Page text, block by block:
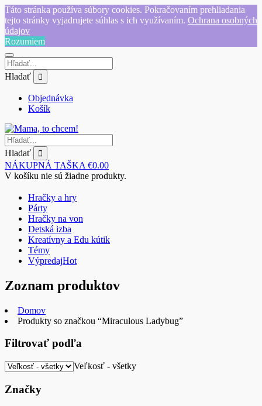
Táto stránka používa súbory cookies. Pokračovaním prehliadania
tejto stránky vyjadrujete súhlas s ich využívaním. Ochrana osobných
údajov
Rozumiem
Hladať
Objednávka
Košík
Hladať
NÁKUPNÁ TAŠKA €0.00
V košíku nie sú žiadne produkty.
Hračky a hry
Párty
Hračky na von
Detská izba
Kreatívny a Edu kútik
Témy
VýpredajHot
Zoznam produktov
Domov
Produkty so značkou “Miraculous Ladybug”
Filtrovať podľa
Veľkosť - všetky
Značky